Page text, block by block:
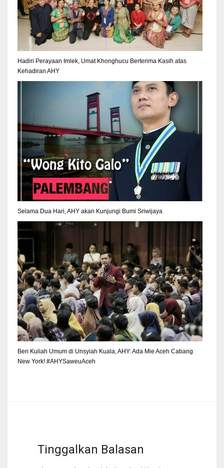
Hadiri Perayaan Imlek, Umat Khonghucu Berterima Kasih atas
Kehadiran AHY
Selama Dua Hari, AHY akan Kunjungi Bumi Sriwijaya
Beri Kuliah Umum di Unsyiah Kuala, AHY: Ada Mie Aceh Cabang
New York! #AHYSaweuAceh
Tinggalkan Balasan